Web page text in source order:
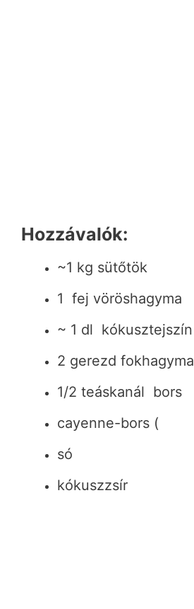
Hozzávalók:
~1 kg sütőtök
1 fej vöröshagyma
~ 1 dl kókusztejszín
2 gerezd fokhagyma
1/2 teáskanál bors
cayenne-bors (
só
kókuszzsír